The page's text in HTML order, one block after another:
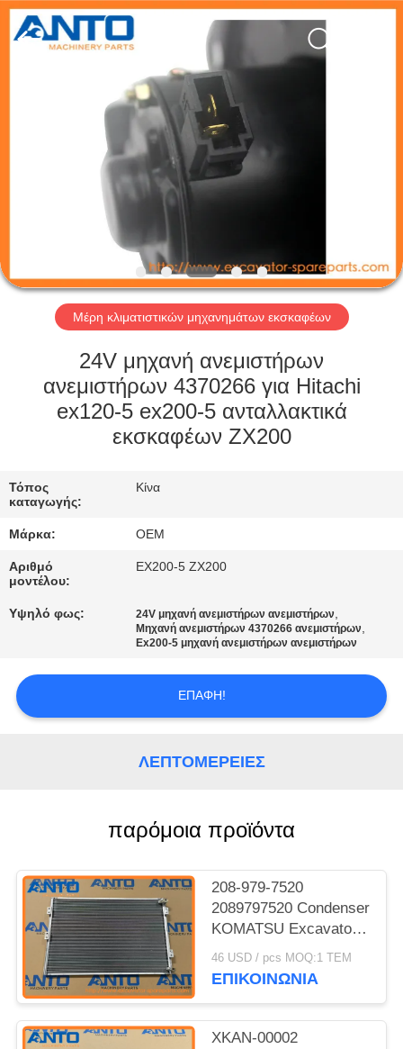
ΠΡΟΪΌΝΤΑ
ΠΕΡΊΠΟΥ
ΓΎΡΟΣ
ΕΡΓΟΣΤΑΣΊΩΝ
ΠΟΙΟΤΙΚΌΣ
ΈΛΕΓΧΟΣ
SITEMAP
ΠΟΛΙΤΙΚΉ
ΑΠΟΡΡΉΤΟΥ
Anto
Machinery
Parts
Co.,Ltd..
Μέρη κλιματιστικών μηχανημάτων εκσκαφέων
24V μηχανή ανεμιστήρων
ανεμιστήρων 4370266 για Hitachi
ex120-5 ex200-5 ανταλλακτικά
εκσκαφέων ZX200
Τόπος
καταγωγής:
Κίνα
Μάρκα: OEM
Αριθμό
μοντέλου:
EX200-5 ZX200
Υψηλό φως: 24V μηχανή ανεμιστήρων ανεμιστήρων,
Μηχανή ανεμιστήρων 4370266 ανεμιστήρων,
Ex200-5 μηχανή ανεμιστήρων ανεμιστήρων
ΕΠΑΦΉ!
ΛΕΠΤΟΜΈΡΕΙΕΣ
παρόμοια προϊόντα
208-979-7520
2089797520 Condenser
KOMATSU Excavator
Air Conditioner Parts
For PC300-8 PC350-8
46 USD / pcs MOQ:1 ΤΕΜ
ΕΠΙΚΟΙΝΩΝΙΑ
XKAN-00002